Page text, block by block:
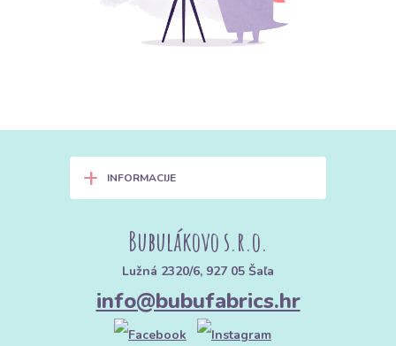
+ INFORMACIJE
Bubulákovo s.r.o.
Lužná 2320/6, 927 05 Šaľa
info@bubufabrics.hr